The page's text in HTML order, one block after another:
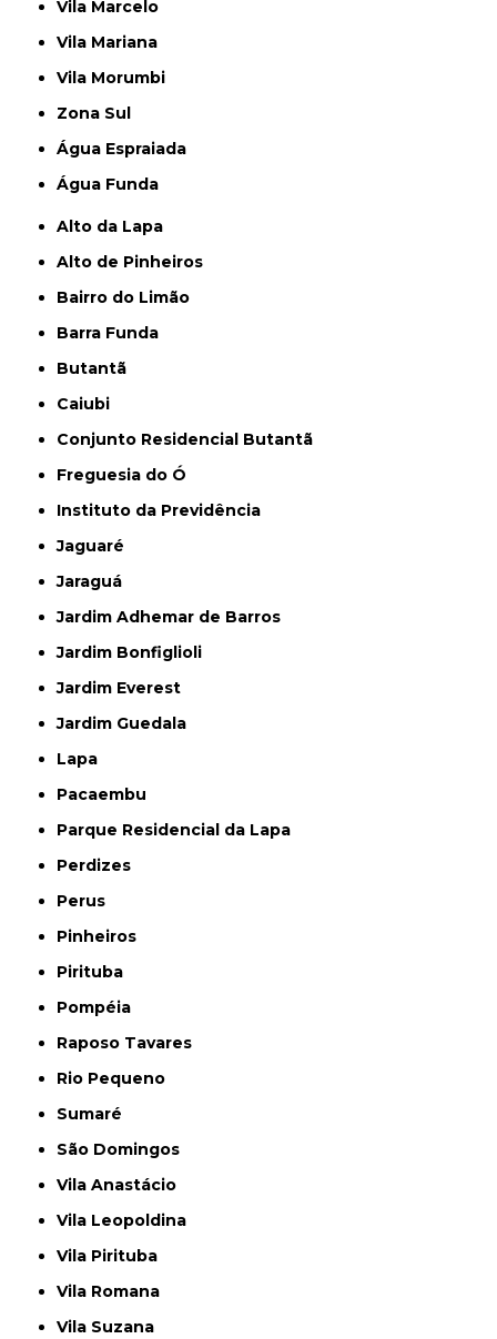
Vila Marcelo
Vila Mariana
Vila Morumbi
Zona Sul
Água Espraiada
Água Funda
Alto da Lapa
Alto de Pinheiros
Bairro do Limão
Barra Funda
Butantã
Caiubi
Conjunto Residencial Butantã
Freguesia do Ó
Instituto da Previdência
Jaguaré
Jaraguá
Jardim Adhemar de Barros
Jardim Bonfiglioli
Jardim Everest
Jardim Guedala
Lapa
Pacaembu
Parque Residencial da Lapa
Perdizes
Perus
Pinheiros
Pirituba
Pompéia
Raposo Tavares
Rio Pequeno
Sumaré
São Domingos
Vila Anastácio
Vila Leopoldina
Vila Pirituba
Vila Romana
Vila Suzana